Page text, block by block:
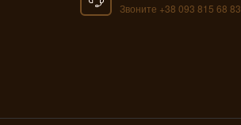
Звоните +38 093 815 68 83